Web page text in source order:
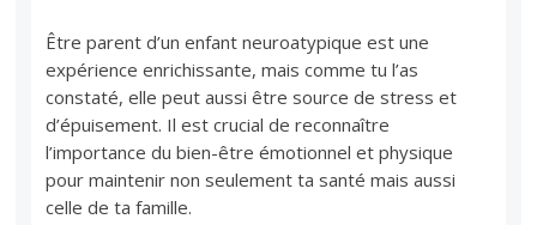
Être parent d’un enfant neuroatypique est une
expérience enrichissante, mais comme tu l’as
constaté, elle peut aussi être source de stress et
d’épuisement. Il est crucial de reconnaître
l’importance du bien-être émotionnel et physique
pour maintenir non seulement ta santé mais aussi
celle de ta famille.